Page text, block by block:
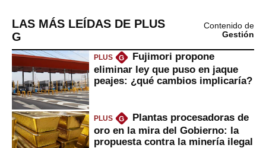
LAS MÁS LEÍDAS DE PLUS
G
Contenido de
Gestión
PLUS G
Fujimori propone
eliminar ley que puso en jaque
peajes: ¿qué cambios implicaría?
PLUS G
Plantas procesadoras de
oro en la mira del Gobierno: la
propuesta contra la minería ilegal